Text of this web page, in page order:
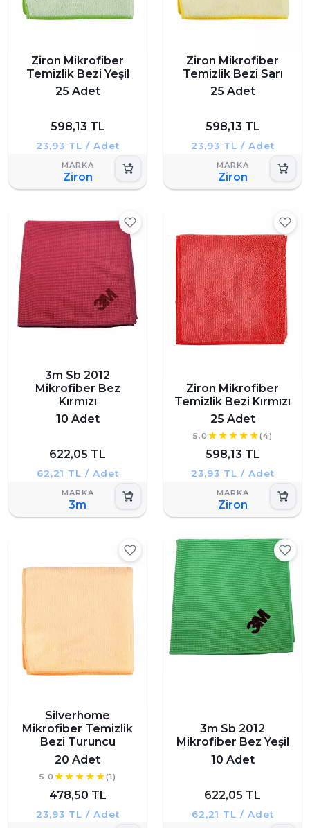
Ziron Mikrofiber
Temizlik Bezi Yeşil
25 Adet
598,13 TL
23,93 TL / Adet
Ziron
Ziron Mikrofiber
Temizlik Bezi Sarı
25 Adet
598,13 TL
23,93 TL / Adet
Ziron
3m Sb 2012
Mikrofiber Bez
Kırmızı
10 Adet
622,05 TL
62,21 TL / Adet
3m
Ziron Mikrofiber
Temizlik Bezi Kırmızı
25 Adet
5.0 (4)
598,13 TL
23,93 TL / Adet
Ziron
Silverhome
Mikrofiber Temizlik
Bezi Turuncu
20 Adet
5.0 (1)
478,50 TL
23,93 TL / Adet
3m Sb 2012
Mikrofiber Bez Yeşil
10 Adet
622,05 TL
62,21 TL / Adet